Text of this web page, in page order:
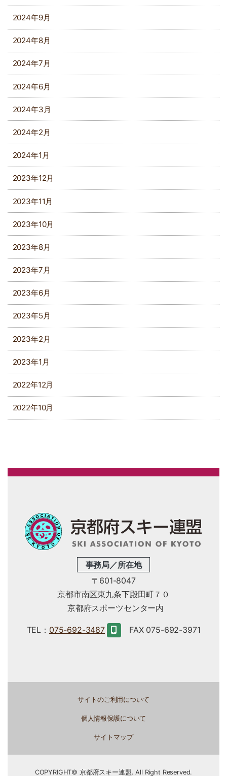
2024年9月
2024年8月
2024年7月
2024年6月
2024年3月
2024年2月
2024年1月
2023年12月
2023年11月
2023年10月
2023年8月
2023年7月
2023年6月
2023年5月
2023年2月
2023年1月
2022年12月
2022年10月
事務局／所在地
〒601-8047
京都市南区東九条下殿田町７０
京都府スポーツセンター内
TEL： 075-692-3487 FAX 075-692-3971
サイトのご利用について
個人情報保護について
サイトマップ
COPYRIGHT© 京都府スキー連盟. All Right Reserved.